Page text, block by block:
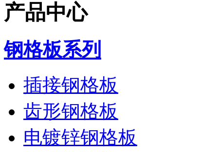
产品中心
钢格板系列
插接钢格板
齿形钢格板
电镀锌钢格板